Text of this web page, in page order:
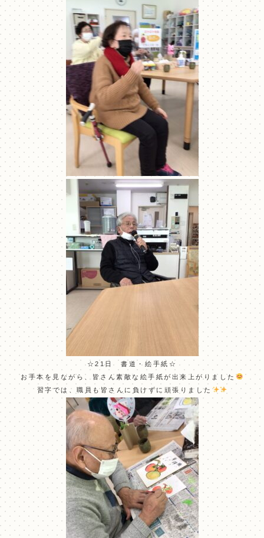
☆21日 書道・絵手紙☆
お手本を見ながら、皆さん素敵な絵手紙が出来上がりました
習字では、職員も皆さんに負けずに頑張りました